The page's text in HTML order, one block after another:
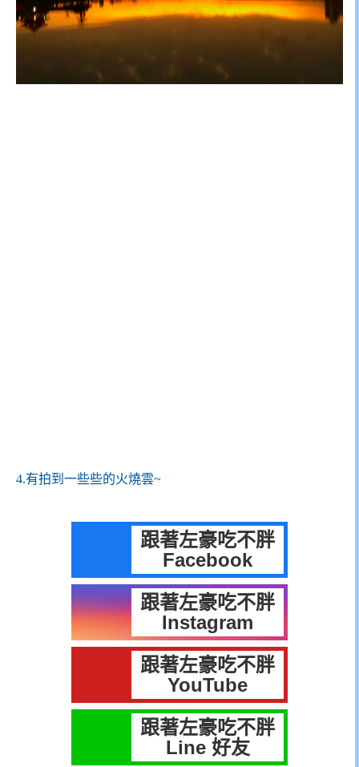
4.有拍到一些些的火燒雲~
跟著左豪吃不胖
Facebook
跟著左豪吃不胖
Instagram
跟著左豪吃不胖
YouTube
跟著左豪吃不胖
Line 好友